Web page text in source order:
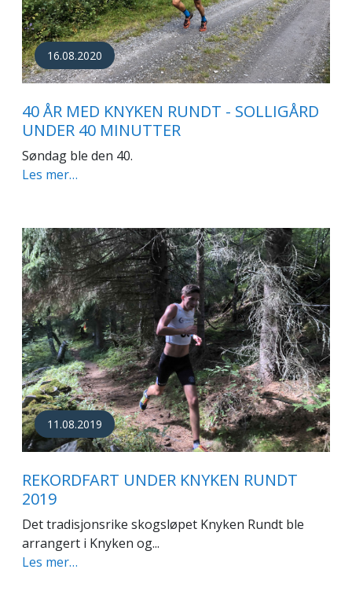
16.08.2020
40 ÅR MED KNYKEN RUNDT - SOLLIGÅRD
UNDER 40 MINUTTER
Søndag ble den 40.
Les mer…
11.08.2019
REKORDFART UNDER KNYKEN RUNDT
2019
Det tradisjonsrike skogsløpet Knyken Rundt ble
arrangert i Knyken og...
Les mer…